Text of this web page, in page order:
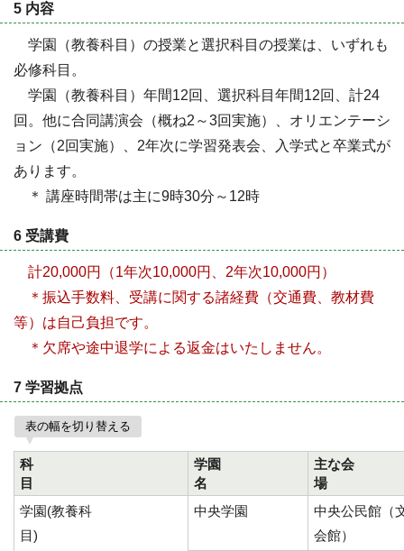
5 内容
学園（教養科目）の授業と選択科目の授業は、いずれも
必修科目。
学園（教養科目）年間12回、選択科目年間12回、計24
回。他に合同講演会（概ね2～3回実施）、オリエンテーシ
ョン（2回実施）、2年次に学習発表会、入学式と卒業式が
あります。
＊ 講座時間帯は主に9時30分～12時
6 受講費
計20,000円（1年次10,000円、2年次10,000円）
＊振込手数料、受講に関する諸経費（交通費、教材費
等）は自己負担です。
＊欠席や途中退学による返金はいたしません。
7 学習拠点
表の幅を切り替える
科
目
学園
名
主な会
学園(教養科
目)
中央学園
中央公民館（
会館）